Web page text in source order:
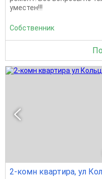
уместен!!!
Собственник
2-комн квартира, ул